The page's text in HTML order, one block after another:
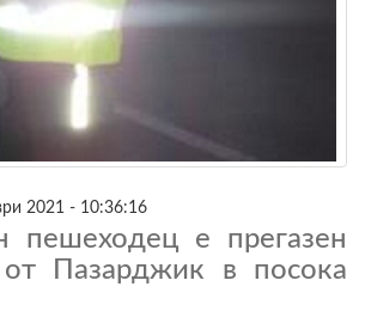
2021 - 10:36:16
пешеходец е прегазен
Пазарджик в посока